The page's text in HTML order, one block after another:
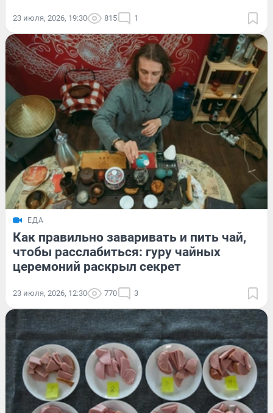
23 июля, 2026, 19:30 815 1
ЕДА
Как правильно заваривать и пить чай,
чтобы расслабиться: гуру чайных
церемоний раскрыл секрет
23 июля, 2026, 12:30 770 3